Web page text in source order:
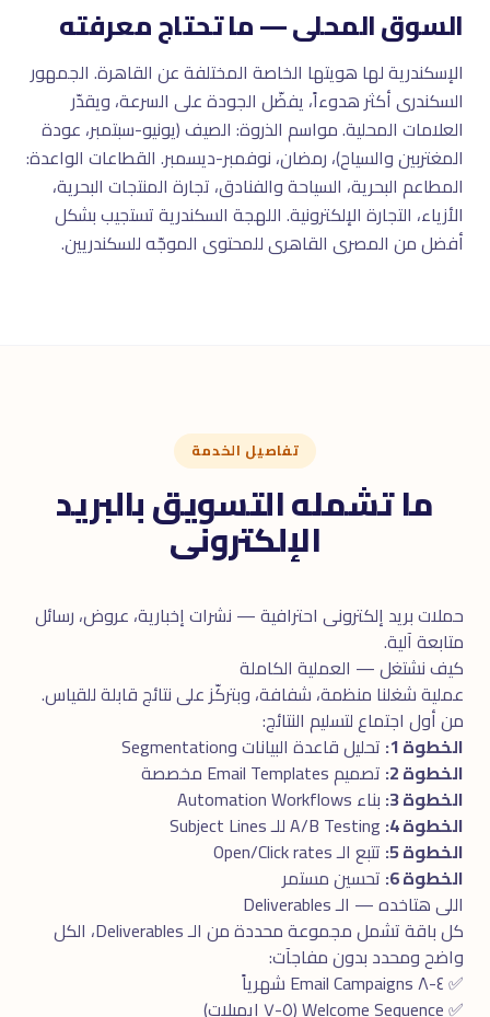
السوق المحلى — ما تحتاج معرفته
الإسكندرية لها هويتها الخاصة المختلفة عن القاهرة. الجمهور
السكندرى أكثر هدوءاً، يفضّل الجودة على السرعة، ويقدّر
العلامات المحلية. مواسم الذروة: الصيف (يونيو-سبتمبر، عودة
المغتربين والسياح)، رمضان، نوفمبر-ديسمبر. القطاعات الواعدة:
المطاعم البحرية، السياحة والفنادق، تجارة المنتجات البحرية،
الأزياء، التجارة الإلكترونية. اللهجة السكندرية تستجيب بشكل
أفضل من المصرى القاهرى للمحتوى الموجّه للسكندريين.
تفاصيل الخدمة
ما تشمله التسويق بالبريد
الإلكترونى
حملات بريد إلكترونى احترافية — نشرات إخبارية، عروض، رسائل
متابعة آلية.
كيف نشتغل — العملية الكاملة
عملية شغلنا منظمة، شفافة، وبتركّز على نتائج قابلة للقياس.
من أول اجتماع لتسليم النتائج:
الخطوة 1:
تحليل قاعدة البيانات وSegmentation
الخطوة 2:
تصميم Email Templates مخصصة
الخطوة 3:
بناء Automation Workflows
الخطوة 4:
الخطوة 5:
تتبع الـ Open/Click rates
الخطوة 6:
تحسين مستمر
اللى هتاخده — الـ Deliverables
كل باقة تشمل مجموعة محددة من الـ Deliverables، الكل
واضح ومحدد بدون مفاجآت:
✅ ٤-٨ Email Campaigns شهرياً
✅ Welcome Sequence (٥-٧ إيميلات)